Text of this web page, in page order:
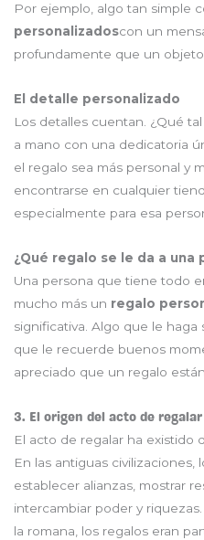
Por ejemplo, algo tan simple
personalizadoscon un
profundamente que un
El detalle personalizado
Los detalles cuentan. ¿Qué
a mano con una dedicatoria
el regalo sea más personal y
encontrarse en cualquier
especialmente para esa
¿Qué regalo se le da a
Una persona que tiene todo
mucho más un regalo
significativa. Algo que le
que le recuerde buenos
apreciado que un regalo
3. El origen del acto de regalar
El acto de regalar ha existido
En las antiguas civilizaciones,
establecer alianzas, mostrar
intercambiar poder y
la romana, los regalos eran